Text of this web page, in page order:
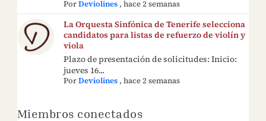
PorDeviolines ,hace 2 semanas
La Orquesta Sinfónica de Tenerife selecciona
candidatos para listas de refuerzo de violín y
viola
Plazo de presentación de solicitudes: Inicio:
jueves 16...
PorDeviolines ,hace 2 semanas
Miembros conectados